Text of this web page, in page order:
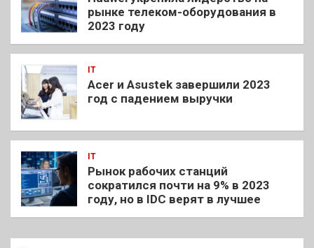
рынке телеком-оборудования в
2023 году
IT
Acer и Asustek завершили 2023
год с падением выручки
IT
Рынок рабочих станций
сократился почти на 9% в 2023
году, но в IDC верят в лучшее